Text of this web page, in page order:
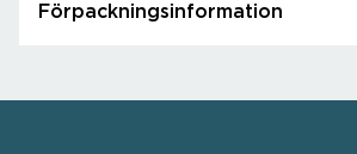
Förpackningsinformation